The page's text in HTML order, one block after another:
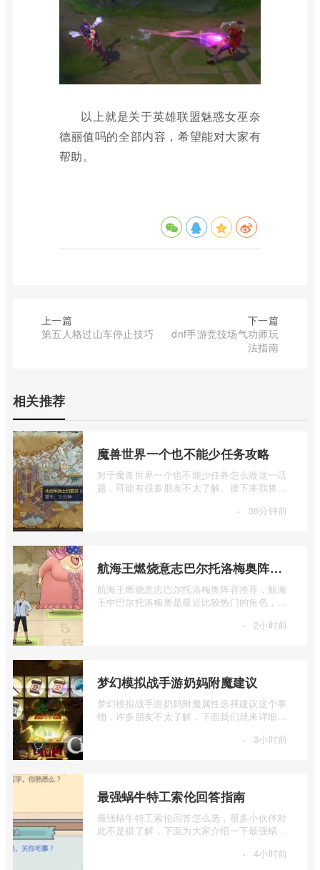
以上就是关于英雄联盟魅惑女巫奈
德丽值吗的全部内容，希望能对大家有
帮助。
上一篇
第五人格过山车停止技巧
下一篇
dnf手游竞技场气功师玩
法指南
相关推荐
魔兽世界一个也不能少任务攻略
对于魔兽世界一个也不能少任务怎么做这一话
题，可能有很多朋友不太了解。接下来我将为
· 36分钟前
航海王燃烧意志巴尔托洛梅奥阵容推荐
航海王燃烧意志巴尔托洛梅奥阵容推荐，航海
王中巴尔托洛梅奥是最近比较热门的角色，很
· 2小时前
梦幻模拟战手游奶妈附魔建议
梦幻模拟战手游奶妈附魔属性选择建议这个事
物，许多朋友不太了解，下面我们就来详细介
· 3小时前
最强蜗牛特工索伦回答指南
最强蜗牛特工索伦回答怎么选，很多小伙伴对
此不是很了解，下面为大家介绍一下最强蜗牛
· 4小时前